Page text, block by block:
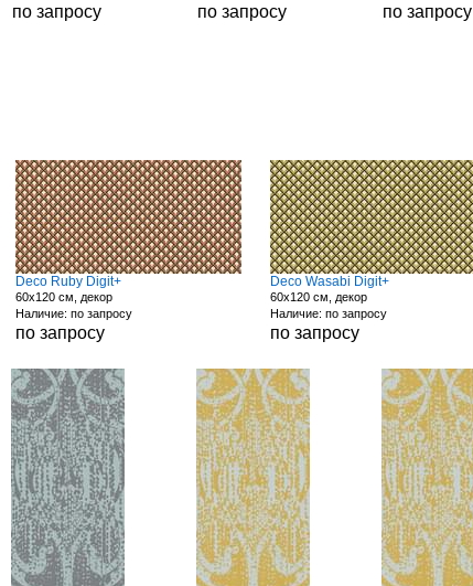
по запросу по запросу по запросу
Deco Ruby Digit+
60x120 см, декор
Наличие: по запросу
по запросу
Deco Wasabi Digit+
60x120 см, декор
Наличие: по запросу
по запросу